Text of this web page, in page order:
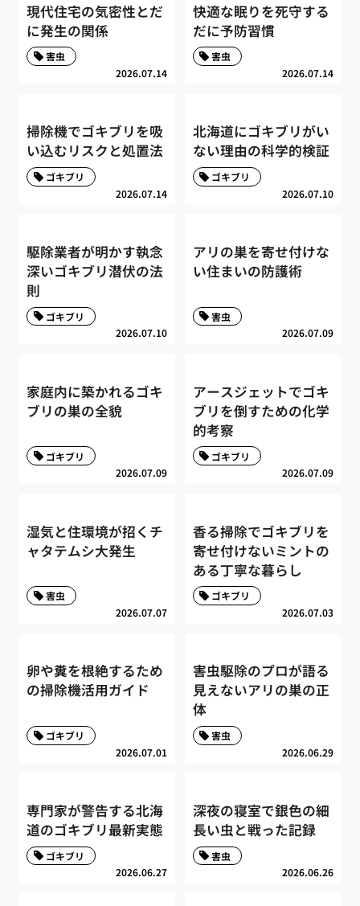
現代住宅の気密性とだ
に発生の関係
2026.07.14
害虫
快適な眠りを死守する
だに予防習慣
2026.07.14
害虫
掃除機でゴキブリを吸
い込むリスクと処置法
2026.07.14
ゴキブリ
北海道にゴキブリがい
ない理由の科学的検証
2026.07.10
ゴキブリ
駆除業者が明かす執念
深いゴキブリ潜伏の法
則
2026.07.10
ゴキブリ
アリの巣を寄せ付けな
い住まいの防護術
2026.07.09
害虫
家庭内に築かれるゴキ
ブリの巣の全貌
2026.07.09
ゴキブリ
アースジェットでゴキ
ブリを倒すための化学
的考察
2026.07.09
ゴキブリ
湿気と住環境が招くチ
ャタテムシ大発生
2026.07.07
害虫
香る掃除でゴキブリを
寄せ付けないミントの
ある丁寧な暮らし
2026.07.03
ゴキブリ
卵や糞を根絶するため
の掃除機活用ガイド
2026.07.01
ゴキブリ
害虫駆除のプロが語る
見えないアリの巣の正
体
2026.06.29
害虫
専門家が警告する北海
道のゴキブリ最新実態
2026.06.27
ゴキブリ
深夜の寝室で銀色の細
長い虫と戦った記録
2026.06.26
害虫